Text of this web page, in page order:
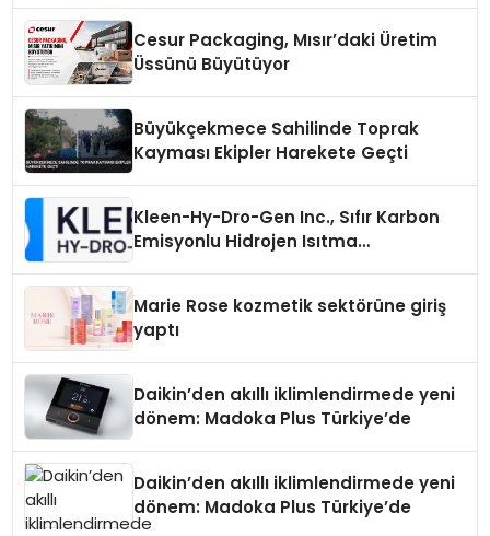
Cesur Packaging, Mısır’daki Üretim
Üssünü Büyütüyor
Büyükçekmece Sahilinde Toprak
Kayması Ekipler Harekete Geçti
Kleen-Hy-Dro-Gen Inc., Sıfır Karbon
Emisyonlu Hidrojen Isıtma
Marie Rose kozmetik sektörüne giriş
yaptı
Daikin’den akıllı iklimlendirmede yeni
dönem: Madoka Plus Türkiye’de
Daikin’den akıllı iklimlendirmede yeni
dönem: Madoka Plus Türkiye’de